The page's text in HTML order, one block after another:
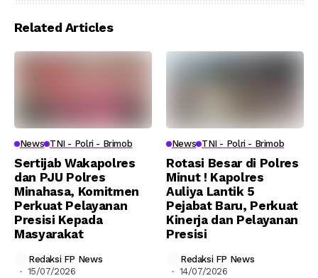
Related Articles
News TNI - Polri - Brimob
Sertijab Wakapolres
dan PJU Polres
Minahasa, Komitmen
Perkuat Pelayanan
Presisi Kepada
Masyarakat
Redaksi FP News
15/07/2026
News TNI - Polri - Brimob
Rotasi Besar di Polres
Minut ! Kapolres
Auliya Lantik 5
Pejabat Baru, Perkuat
Kinerja dan Pelayanan
Presisi
Redaksi FP News
14/07/2026